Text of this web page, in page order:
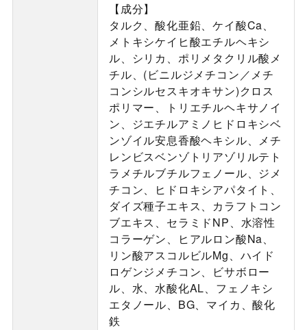
【成分】
タルク、酸化亜鉛、ケイ酸Ca、
メトキシケイヒ酸エチルヘキシ
ル、シリカ、ポリメタクリル酸メ
チル、(ビニルジメチコン／メチ
コンシルセスキオキサン)クロス
ポリマー、トリエチルヘキサノイ
ン、ジエチルアミノヒドロキシベ
ンゾイル安息香酸ヘキシル、メチ
レンビスベンゾトリアゾリルテト
ラメチルブチルフェノール、ジメ
チコン、ヒドロキシアパタイト、
ダイズ種子エキス、カラフトコン
ブエキス、セラミドNP、水溶性
コラーゲン、ヒアルロン酸Na、
リン酸アスコルビルMg、ハイド
ロゲンジメチコン、ビサボロー
ル、水、水酸化AL、フェノキシ
エタノール、BG、マイカ、酸化
鉄